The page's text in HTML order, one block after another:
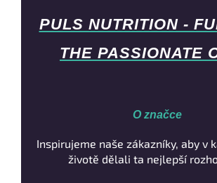
PULS NUTRITION -
THE PASSIONATE
O značce
Inspirujeme naše zákazníky, aby v
životě dělali ta nejlepší